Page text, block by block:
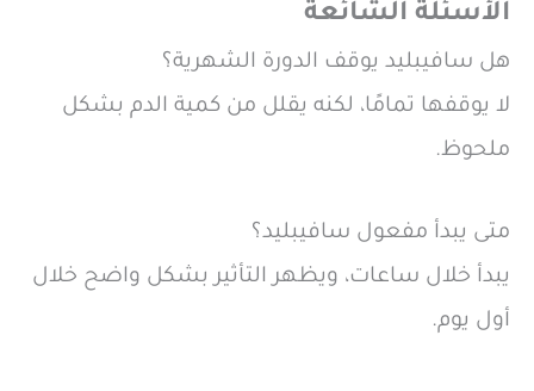
الأسئلة الشائعة
هل سافيبليد يوقف الدورة الشهرية؟
لا يوقفها تمامًا، لكنه يقلل من كمية الدم بشكل
ملحوظ.
متى يبدأ مفعول سافيبليد؟
يبدأ خلال ساعات، ويظهر التأثير بشكل واضح خلال
أول يوم.